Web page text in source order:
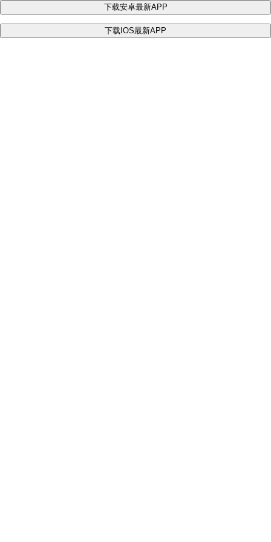
下载安卓最新APP
下载IOS最新APP